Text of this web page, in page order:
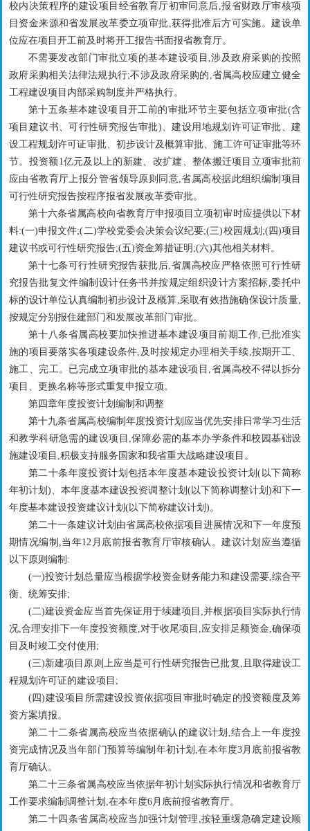
校内决策程序的建设项目经省教育厅初审同意后,报省财政厅审核项
目资金来源和省发展改革委立项审批,获得批准后方可实施。建设单
位应在项目开工前及时将开工报告书面报省教育厅。
不需要发改部门审批立项的基本建设项目,涉及政府采购的按照
政府采购相关法律法规执行;不涉及政府采购的,省属高校应建立健全
工程建设项目内部采购制度并严格执行。
第十五条基本建设项目开工前的审批环节主要包括立项审批(含
项目建议书、可行性研究报告审批)、建设用地规划许可证审批、建
设工程规划许可证审批、初步设计及概算审批、施工许可证审批等环
节。投资额1亿元及以上的新建、改扩建、整体搬迁项目立项审批前
应由省教育厅上报分管省领导原则同意,省属高校据此组织编制项目
可行性研究报告按程序报省发展改革委审批。
第十六条省属高校向省教育厅申报项目立项初审时应提供以下材
料:(一)申报文件;(二)学校党委会决策会议纪要;(三)校园规划;(四)项目
建议书或可行性研究报告;(五)资金筹措证明;(六)其他相关材料。
第十七条可行性研究报告获批后,省属高校应严格依照可行性研
究报告批复文件编制设计任务书并按规定组织设计方案招标,委托中
标的设计单位认真编制初步设计及概算,采取有效措施确保设计质量,
按规定分别报住建部门和发展改革部门审批。
第十八条省属高校要加快推进基本建设项目前期工作,已批准实
施的项目要落实各项建设条件,及时按规定办理相关手续,按期开工、
施工、完工。已完成立项审批的基本建设项目,省属高校不得以拆分
项目、更换名称等形式重复申报立项。
第四章年度投资计划编制和调整
第十九条省属高校编制年度投资计划应当优先安排日常学习生活
和教学科研急需的建设项目,保障必需的基本办学条件和校园基础设
施建设项目,积极支持服务国家和我省重大战略建设项目。
第二十条年度投资计划包括本年度基本建设投资计划(以下简称
年初计划)、本年度基本建设投资调整计划(以下简称调整计划)和下一
年度基本建设投资建议计划(以下简称建议计划)。
第二十一条建议计划由省属高校依据项目进展情况和下一年度预
期情况编制,当年12月底前报省教育厅审核确认。建议计划应当遵循
以下原则编制:
(一)投资计划总量应当根据学校资金财务能力和建设需要,综合平
衡、统筹安排;
(二)建设资金应当首先保证用于续建项目,并根据项目实际执行情
况,合理安排下一年度投资额度,对于收尾项目,应安排足额资金,确保项
目及时竣工交付使用;
(三)新建项目原则上应当是可行性研究报告已批复,且取得建设工
程规划许可证的建设项目;
(四)建设项目所需建设投资依据项目审批时确定的投资额度及筹
资方案填报。
第二十二条省属高校应当依据确认的建议计划,结合上一年度投
资完成情况及当年部门预算等编制年初计划,在本年度3月底前报省教
育厅确认。
第二十三条省属高校应当依据年初计划实际执行情况和省教育厅
工作要求编制调整计划,在本年度6月底前报省教育厅。
第二十四条省属高校应当加强计划管理,按轻重缓急确定建设顺